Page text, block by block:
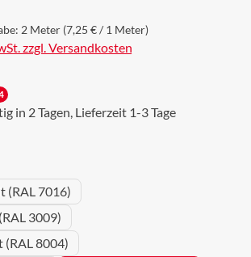
2 Meter (7,25 € / 1 Meter)
zzgl. Versandkosten
in 2 Tagen, Lieferzeit 1-3 Tage
(RAL 7016)
3009)
(RAL 8004)